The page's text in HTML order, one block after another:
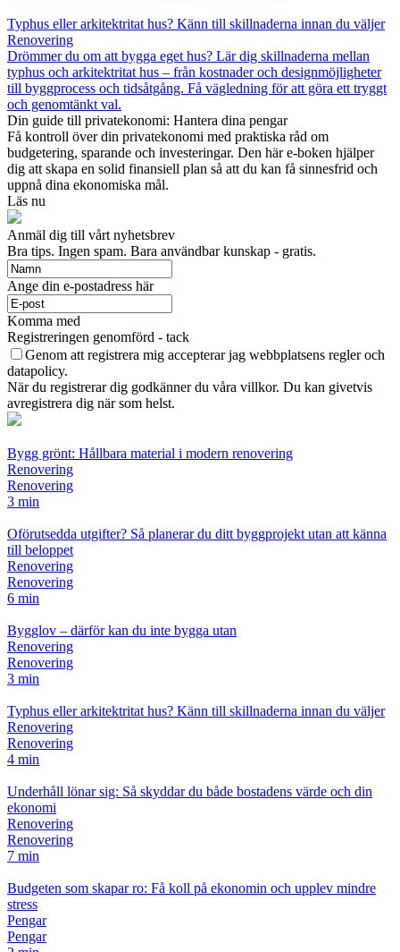
Typhus eller arkitektritat hus? Känn till skillnaderna innan du väljer
Renovering
Drömmer du om att bygga eget hus? Lär dig skillnaderna mellan
typhus och arkitektritat hus – från kostnader och designmöjligheter
till byggprocess och tidsåtgång. Få vägledning för att göra ett tryggt
och genomtänkt val.
Din guide till privatekonomi: Hantera dina pengar
Få kontroll över din privatekonomi med praktiska råd om
budgetering, sparande och investeringar. Den här e-boken hjälper
dig att skapa en solid finansiell plan så att du kan få sinnesfrid och
uppnå dina ekonomiska mål.
Läs nu
Anmäl dig till vårt nyhetsbrev
Bra tips. Ingen spam. Bara användbar kunskap - gratis.
Ange din e-postadress här
Komma med
Registreringen genomförd - tack
Genom att registrera mig accepterar jag webbplatsens regler och
datapolicy.
När du registrerar dig godkänner du våra villkor. Du kan givetvis
avregistrera dig när som helst.
Bygg grönt: Hållbara material i modern renovering
Renovering
Renovering
3 min
Oförutsedda utgifter? Så planerar du ditt byggprojekt utan att känna
till beloppet
Renovering
Renovering
6 min
Bygglov – därför kan du inte bygga utan
Renovering
Renovering
3 min
Typhus eller arkitektritat hus? Känn till skillnaderna innan du väljer
Renovering
Renovering
4 min
Underhåll lönar sig: Så skyddar du både bostadens värde och din
ekonomi
Renovering
Renovering
7 min
Budgeten som skapar ro: Få koll på ekonomin och upplev mindre
stress
Pengar
Pengar